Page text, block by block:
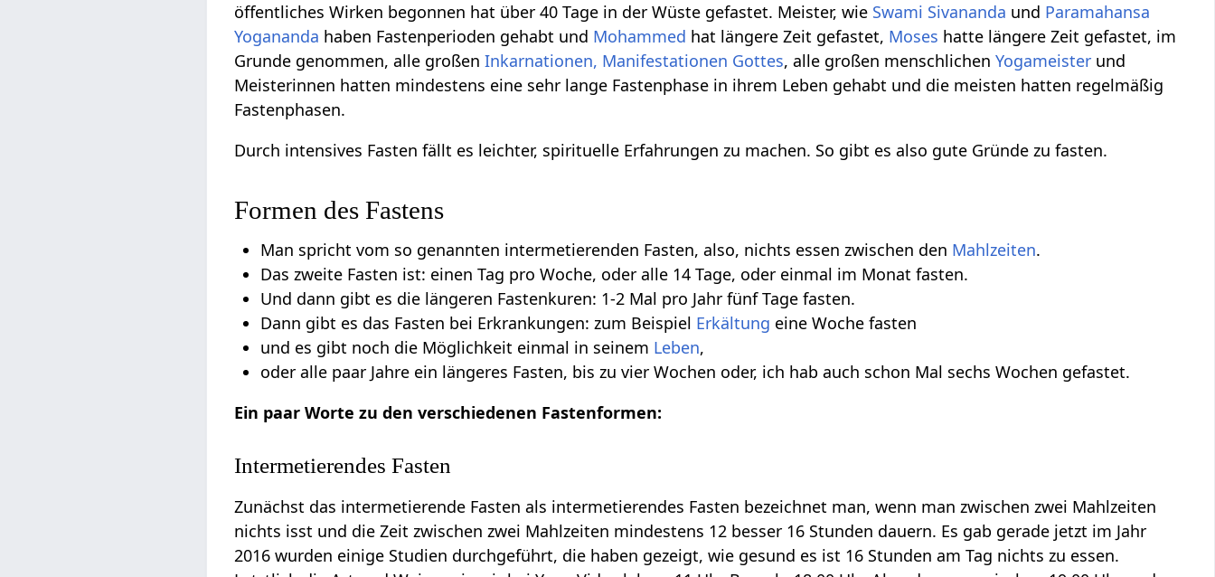
öffentliches Wirken begonnen hat über 40 Tage in der Wüste gefastet. Meister, wie Swami Sivananda und Paramahansa
Yogananda haben Fastenperioden gehabt und Mohammed hat längere Zeit gefastet, Moses hatte längere Zeit gefastet, im
Grunde genommen, alle großenInkarnationen, Manifestationen Gottes, alle großen menschlichenYogameister und
Meisterinnen hatten mindestens eine sehr lange Fastenphase in ihrem Leben gehabt und die meisten hatten regelmäßig
Fastenphasen.
Durch intensives Fasten fällt es leichter, spirituelle Erfahrungen zu machen. So gibt es also gute Gründe zu fasten.
Formen des Fastens
Man spricht vom so genannten intermetierenden Fasten, also, nichts essen zwischen den Mahlzeiten.
Das zweite Fasten ist: einen Tag pro Woche, oder alle 14 Tage, oder einmal im Monat fasten.
Und dann gibt es die längeren Fastenkuren: 1-2 Mal pro Jahr fünf Tage fasten.
Dann gibt es das Fasten bei Erkrankungen: zum Beispiel Erkältung eine Woche fasten
und es gibt noch die Möglichkeit einmal in seinem Leben,
oder alle paar Jahre ein längeres Fasten, bis zu vier Wochen oder, ich hab auch schon Mal sechs Wochen gefastet.
Ein paar Worte zu den verschiedenen Fastenformen:
Intermetierendes Fasten
Zunächst das intermetierende Fasten als intermetierendes Fasten bezeichnet man, wenn man zwischen zwei Mahlzeiten
nichts isst und die Zeit zwischen zwei Mahlzeiten mindestens 12 besser 16 Stunden dauern. Es gab gerade jetzt im Jahr
2016 wurden einige Studien durchgeführt, die haben gezeigt, wie gesund es ist 16 Stunden am Tag nichts zu essen.